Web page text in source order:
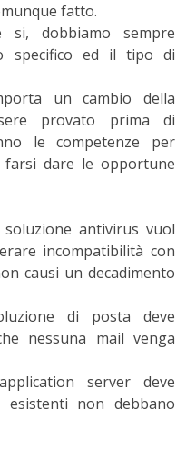
fatto.
dobbiamo sempre
specifico ed il tipo di
un cambio della
provato prima di
le competenze per
dare le opportune
antivirus vuol
incompatibilità con
causi un decadimento
di posta deve
nessuna mail venga
server deve
esistenti non debbano